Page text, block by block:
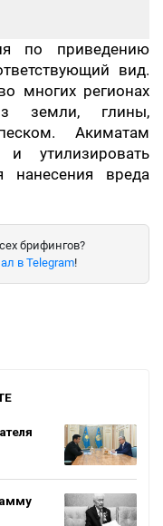
по приведению
вид.
многих регионах
земли, глины,
Акиматам
утилизировать
нанесения вреда
брифингов?
в Telegram!